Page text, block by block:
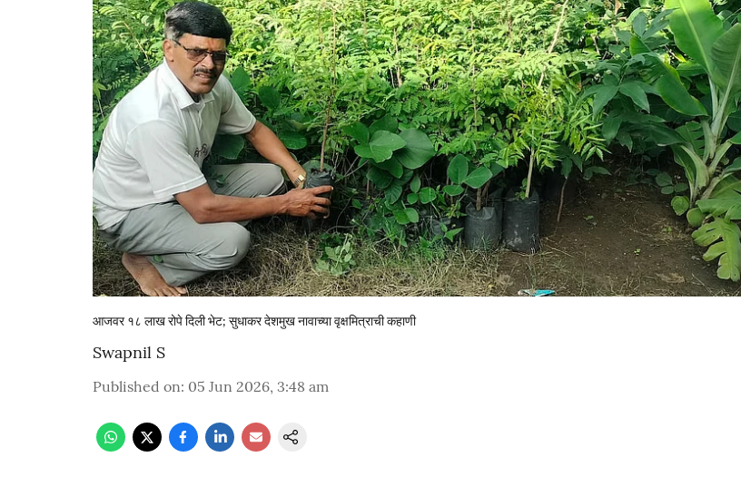
आजवर १८ लाख रोपे दिली भेट; सुधाकर देशमुख नावाच्या वृक्षमित्राची कहाणी
Swapnil S
Published on: 05 Jun 2026, 3:48 am